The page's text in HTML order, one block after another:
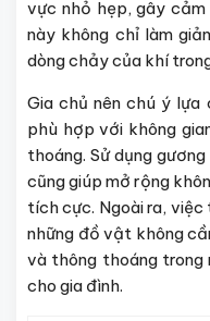
vực nhỏ hẹp, gây
này không chỉ làm
dòng chảy của khí
Gia chủ nên chú ý
phù hợp với không
thoáng. Sử dụng
cũng giúp mở rộng
tích cực. Ngoài ra,
những đồ vật không
và thông thoáng trong
cho gia đình.